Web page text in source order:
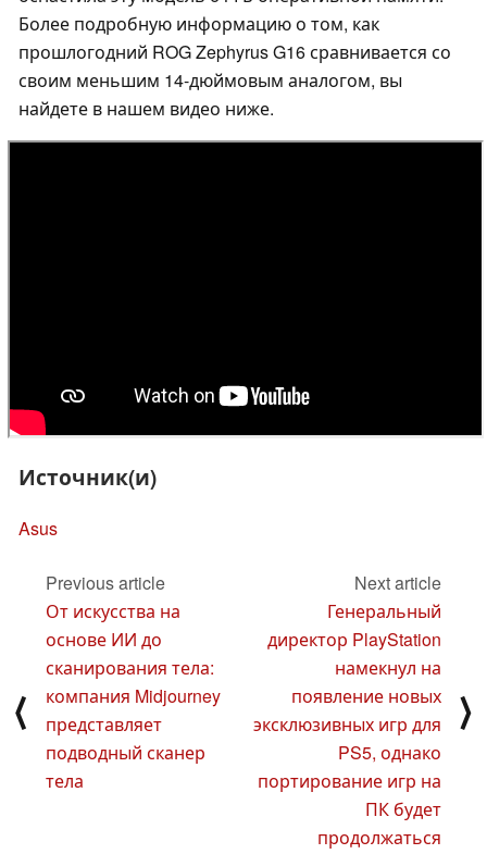
Более подробную информацию о том, как
прошлогодний ROG Zephyrus G16 сравнивается со
своим меньшим 14-дюймовым аналогом, вы
найдете в нашем видео ниже.
Источник(и)
Asus
⟨
Previous article
От искусства на
основе ИИ до
сканирования тела:
компания Midjourney
представляет
подводный сканер
тела
Next article
Генеральный
директор PlayStation
намекнул на
появление новых
эксклюзивных игр для
PS5, однако
портирование игр на
ПК будет
продолжаться
⟩